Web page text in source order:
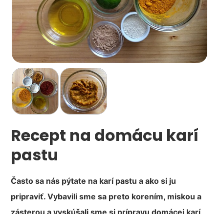
Recept na domácu karí
pastu
Často sa nás pýtate na karí pastu a ako si ju
pripraviť. Vybavili sme sa preto korením, miskou a